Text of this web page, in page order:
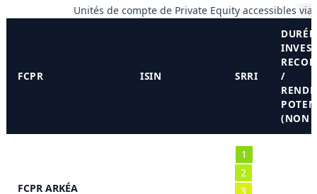
Unités de compte de Private Equity accessibles via
FCPR ISIN SRRI
DURÉE
/
(NON
FCPR ARKÉA
1
2
3